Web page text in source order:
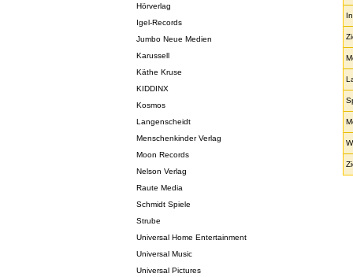
Hörverlag
Igel-Records
Jumbo Neue Medien
Karussell
Käthe Kruse
KIDDINX
Kosmos
Langenscheidt
Menschenkinder Verlag
Moon Records
Nelson Verlag
Raute Media
Schmidt Spiele
Strube
Universal Home Entertainment
Universal Music
Universal Pictures